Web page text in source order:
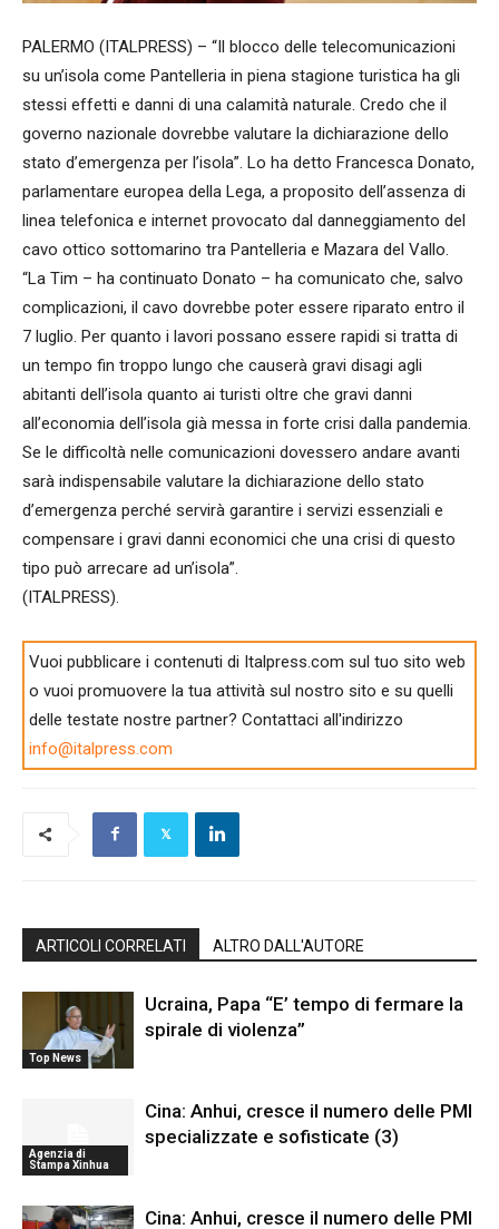
PALERMO (ITALPRESS) – “Il blocco delle telecomunicazioni
su un’isola come Pantelleria in piena stagione turistica ha gli
stessi effetti e danni di una calamità naturale. Credo che il
governo nazionale dovrebbe valutare la dichiarazione dello
stato d’emergenza per l’isola”. Lo ha detto Francesca Donato,
parlamentare europea della Lega, a proposito dell’assenza di
linea telefonica e internet provocato dal danneggiamento del
cavo ottico sottomarino tra Pantelleria e Mazara del Vallo.
“La Tim – ha continuato Donato – ha comunicato che, salvo
complicazioni, il cavo dovrebbe poter essere riparato entro il
7 luglio. Per quanto i lavori possano essere rapidi si tratta di
un tempo fin troppo lungo che causerà gravi disagi agli
abitanti dell’isola quanto ai turisti oltre che gravi danni
all’economia dell’isola già messa in forte crisi dalla pandemia.
Se le difficoltà nelle comunicazioni dovessero andare avanti
sarà indispensabile valutare la dichiarazione dello stato
d’emergenza perché servirà garantire i servizi essenziali e
compensare i gravi danni economici che una crisi di questo
tipo può arrecare ad un’isola”.
(ITALPRESS).
Vuoi pubblicare i contenuti di Italpress.com sul tuo sito web
o vuoi promuovere la tua attività sul nostro sito e su quelli
delle testate nostre partner? Contattaci all'indirizzo
info@italpress.com
ARTICOLI CORRELATI ALTRO DALL'AUTORE
Top News
Ucraina, Papa “E’ tempo di fermare la
spirale di violenza”
Agenzia di
Stampa Xinhua
Cina: Anhui, cresce il numero delle PMI
specializzate e sofisticate (3)
Cina: Anhui, cresce il numero delle PMI